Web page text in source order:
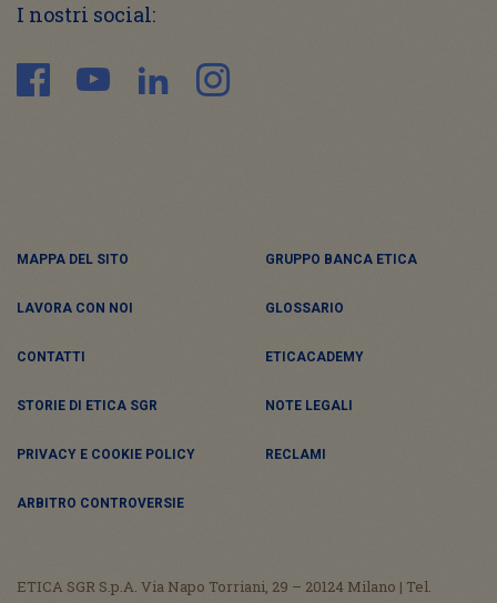
I nostri social:
MAPPA DEL SITO GRUPPO BANCA ETICA
LAVORA CON NOI GLOSSARIO
CONTATTI ETICACADEMY
STORIE DI ETICA SGR NOTE LEGALI
PRIVACY E COOKIE POLICY RECLAMI
ARBITRO CONTROVERSIE
ETICA SGR S.p.A. Via Napo Torriani, 29 – 20124 Milano | Tel.